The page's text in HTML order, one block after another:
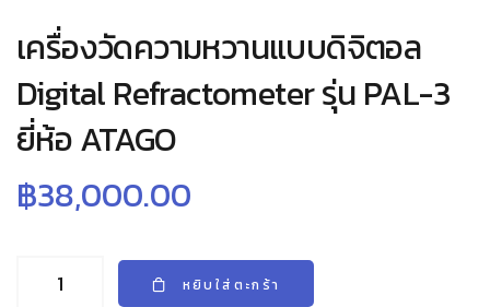
เครื่องวัดความหวานแบบดิจิตอล
Digital Refractometer รุ่น PAL-3
ยี่ห้อ ATAGO
฿38,000.00
หยิบใส่ตะกร้า